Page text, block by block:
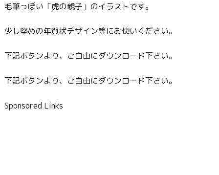
毛筆っぽい「虎の親子」のイラストです。
少し堅めの年賀状デザイン等にお使いください。
下記ボタンより、ご自由にダウンロード下さい。
下記ボタンより、ご自由にダウンロード下さい。
Sponsored Links